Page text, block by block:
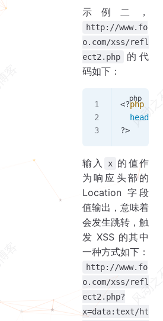
示例二，
http://www.fo
o.com/xss/refl
ect2.php
的代
码如下：
<?php
  header
?>
输入 x 的值作
为响应头部的
Location 字段
值输出，意味着
会发生跳转，触
发 XSS 的其中
一种方式如下：
http://www.fo
o.com/xss/refl
ect2.php?
x=data:text/ht